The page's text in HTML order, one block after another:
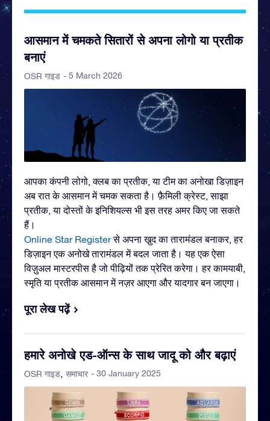
आसमान में चमकते सितारों से अपना लोगो या प्रतीक
बनाएं
OSR गाइड - 5 March 2026
आपका कंपनी लोगो, क्लब का प्रतीक, या टीम का अनोखा डिज़ाइन
अब रात के आसमान में चमक सकता है। फ़ैमिली क्रेस्ट, साझा
प्रतीक, या दोस्तों के इनिशियल्स भी इस तरह अमर किए जा सकते
हैं।
Online Star Registerसे अपना खु़द का तारामंडल बनाकर, हर
डिज़ाइन एक अनोखे तारामंडल में बदल जाता है। यह एक ऐसा
विज़ुअल मास्टरपीस है जो पीढ़ियों तक प्रेरित करेगा। हर कामयाबी,
स्मृति या प्रतीक आसमान में नज़र आएगा और यादगार बन जाएगा।
पूरा लेख पढ़ें
हमारे अनोखे एड-ऑन्स के साथ जादू को और बढ़ाएं
OSR गाइड समाचार - 30 January 2025